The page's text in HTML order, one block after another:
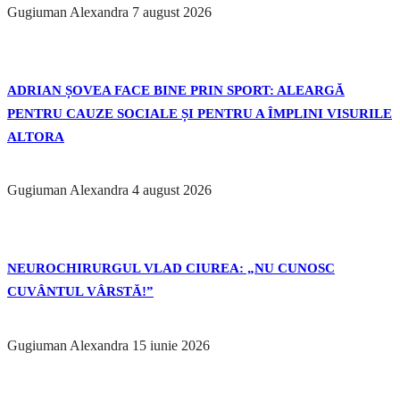
Gugiuman Alexandra 7 august 2026
ADRIAN ȘOVEA FACE BINE PRIN SPORT: ALEARGĂ
PENTRU CAUZE SOCIALE ȘI PENTRU A ÎMPLINI VISURILE
ALTORA
Gugiuman Alexandra 4 august 2026
NEUROCHIRURGUL VLAD CIUREA: „NU CUNOSC
CUVÂNTUL VÂRSTĂ!”
Gugiuman Alexandra 15 iunie 2026